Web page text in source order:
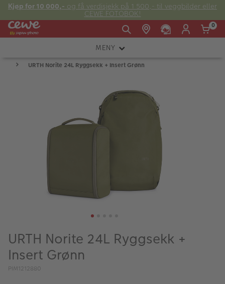
Kjøp for 10 000,- og få verdisjekk på 1 500,- til veggbilder eller
CEWE FOTOBOK!
Fre:
20:00
kundeservice@japanphoto.no
0
MENY
KAMERA
LYS OG STUDIO
INSTANTFOTO
Kampanjer
Merker
URTH Norite 24L Ryggsekk + Insert Grønn
URTH Norite 24L Ryggsekk +
Insert Grønn
PIM1212880